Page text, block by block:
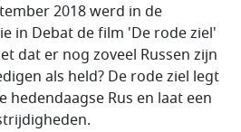
2018 werd in de
in Debat de film 'De rode ziel'
dat er nog zoveel Russen zijn
als held? De rode ziel legt
hedendaagse Rus en laat een